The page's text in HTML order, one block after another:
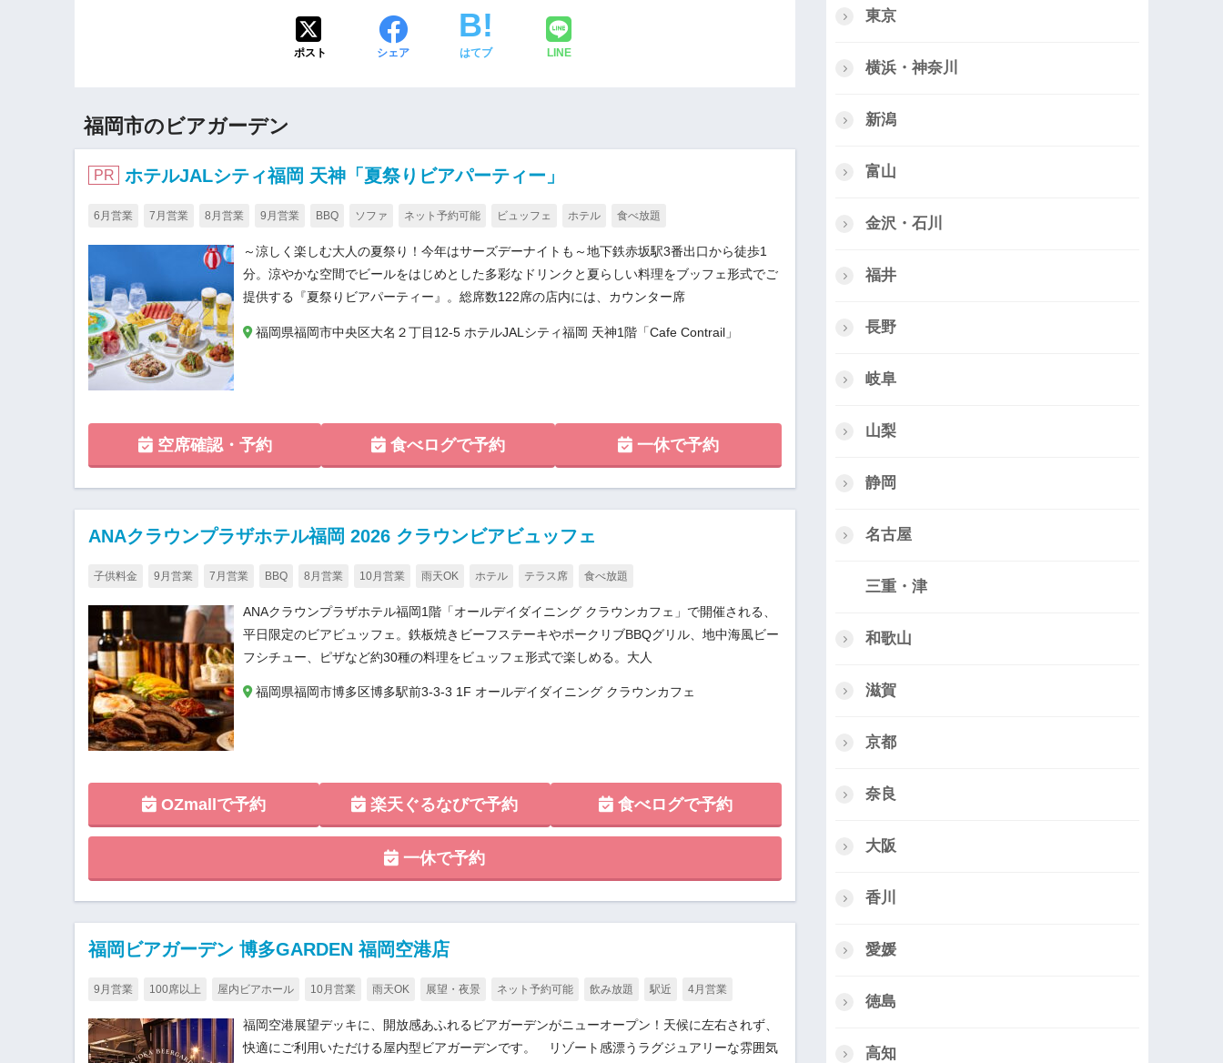
ポスト シェア はてブ LINE
福岡市のビアガーデン
PR ホテルJALシティ福岡 天神「夏祭りビアパーティー」
6月営業 7月営業 8月営業 9月営業 BBQ ソファ ネット予約可能 ビュッフェ ホテル 食べ放題
～涼しく楽しむ大人の夏祭り！今年はサーズデーナイトも～地下鉄赤坂駅3番出口から徒歩1
分。涼やかな空間でビールをはじめとした多彩なドリンクと夏らしい料理をブッフェ形式でご
提供する『夏祭りビアパーティー』。総席数122席の店内には、カウンター席
福岡県福岡市中央区大名２丁目12-5 ホテルJALシティ福岡 天神1階「Cafe Contrail」
空席確認・予約 食べログで予約 一休で予約
ANAクラウンプラザホテル福岡 2026 クラウンビアビュッフェ
子供料金 9月営業 7月営業 BBQ 8月営業 10月営業 雨天OK ホテル テラス席 食べ放題
ANAクラウンプラザホテル福岡1階「オールデイダイニング クラウンカフェ」で開催される、
平日限定のビアビュッフェ。鉄板焼きビーフステーキやポークリブBBQグリル、地中海風ビー
フシチュー、ピザなど約30種の料理をビュッフェ形式で楽しめる。大人
福岡県福岡市博多区博多駅前3-3-3 1F オールデイダイニング クラウンカフェ
OZmallで予約 楽天ぐるなびで予約 食べログで予約
一休で予約
福岡ビアガーデン 博多GARDEN 福岡空港店
9月営業 100席以上 屋内ビアホール 10月営業 雨天OK 展望・夜景 ネット予約可能 飲み放題 駅近 4月営業
福岡空港展望デッキに、開放感あふれるビアガーデンがニューオープン！天候に左右されず、
快適にご利用いただける屋内型ビアガーデンです。 リゾート感漂うラグジュアリーな雰囲気
東京
横浜・神奈川
新潟
富山
金沢・石川
福井
長野
岐阜
山梨
静岡
名古屋
三重・津
和歌山
滋賀
京都
奈良
大阪
香川
愛媛
徳島
高知